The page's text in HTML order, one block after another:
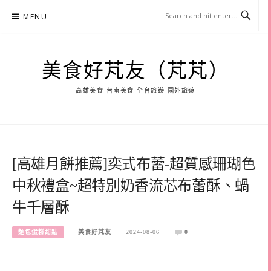
MENU
美食好芃友（芃芃）
高雄美食 台南美食 全台旅遊 國外旅遊
[高雄月餅推薦]奕式布蕾-超質感珊瑚色
中秋禮盒~超特別奶香流芯布蕾酥、蝸
牛千層酥
麵包蛋糕甜點 美食好芃友 2024-08-06 0